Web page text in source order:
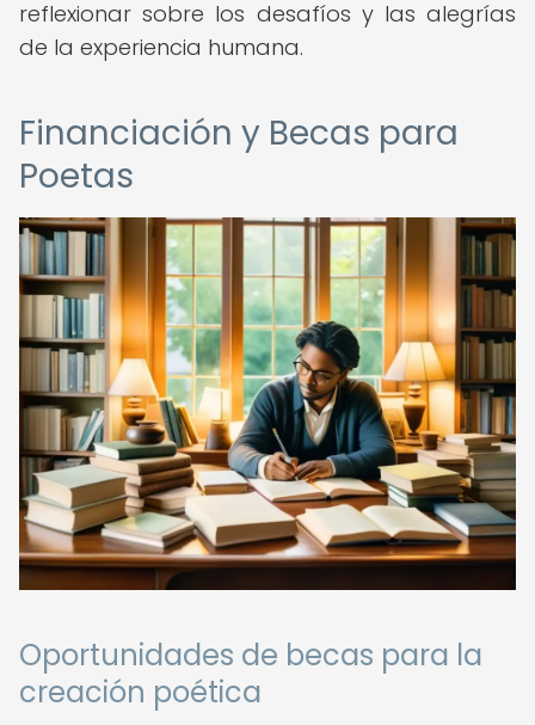
reflexionar sobre los desafíos y las alegrías
de la experiencia humana.
Financiación y Becas para
Poetas
Oportunidades de becas para la
creación poética